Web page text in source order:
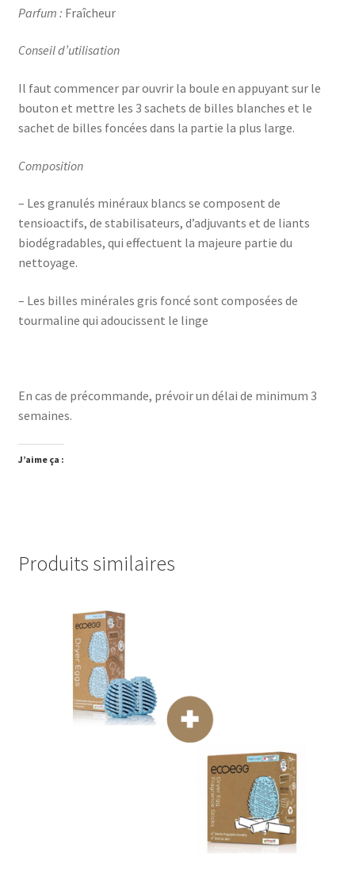
Parfum : Fraîcheur
Conseil d’utilisation
Il faut commencer par ouvrir la boule en appuyant sur le
bouton et mettre les 3 sachets de billes blanches et le
sachet de billes foncées dans la partie la plus large.
Composition
– Les granulés minéraux blancs se composent de
tensioactifs, de stabilisateurs, d’adjuvants et de liants
biodégradables, qui effectuent la majeure partie du
nettoyage.
– Les billes minérales gris foncé sont composées de
tourmaline qui adoucissent le linge
En cas de précommande, prévoir un délai de minimum 3
semaines.
J’aime ça :
Produits similaires